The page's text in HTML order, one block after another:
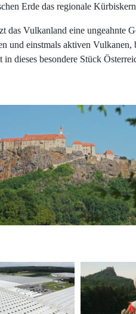
Erde das regionale
das Vulkanland eine ungeahnte
und einstmals aktiven
in dieses besondere Stück